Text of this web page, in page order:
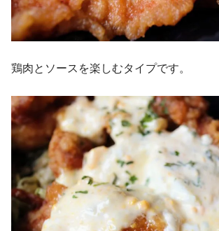
鶏肉とソースを楽しむタイプです。